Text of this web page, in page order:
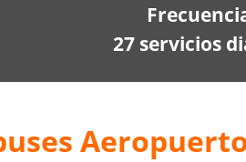
27 servicios